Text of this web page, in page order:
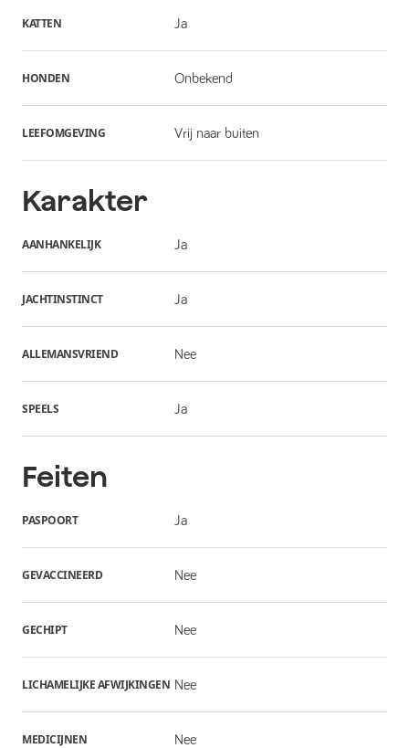
KATTEN Ja
HONDEN Onbekend
LEEFOMGEVING Vrij naar buiten
Karakter
AANHANKELIJK Ja
JACHTINSTINCT Ja
ALLEMANSVRIEND Nee
SPEELS Ja
Feiten
PASPOORT Ja
GEVACCINEERD Nee
GECHIPT Nee
LICHAMELIJKE AFWIJKINGEN Nee
MEDICIJNEN Nee